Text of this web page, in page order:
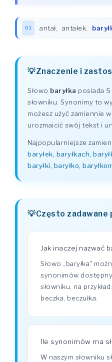
01 antał, antałek,
Znaczenie i
Słowo baryłka posiada
słowniku. Synonimy to
możesz użyć zamiennie
urozmaicić swój tekst i
Najpopularniejsze
baryłek, baryłkach,
baryłki, baryłko,
Często zadawane
Jak inaczej nazwać
Słowo „baryłka"
synonimów
słowniku, na
beczka, beczułka.
Ile synonimów ma
W naszym słowniku